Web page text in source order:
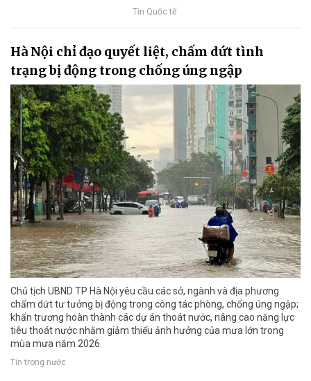
Tin Quốc tế
Hà Nội chỉ đạo quyết liệt, chấm dứt tình
trạng bị động trong chống úng ngập
Chủ tịch UBND TP Hà Nội yêu cầu các sở, ngành và địa phương
chấm dứt tư tưởng bị động trong công tác phòng, chống úng ngập;
khẩn trương hoàn thành các dự án thoát nước, nâng cao năng lực
tiêu thoát nước nhằm giảm thiểu ảnh hưởng của mưa lớn trong
mùa mưa năm 2026.
Tin trong nước